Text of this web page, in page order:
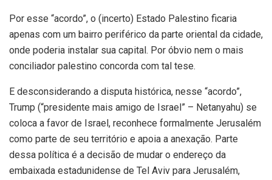
Por esse “acordo”, o (incerto) Estado Palestino ficaria
apenas com um bairro periférico da parte oriental da cidade,
onde poderia instalar sua capital. Por óbvio nem o mais
conciliador palestino concorda com tal tese.
E desconsiderando a disputa histórica, nesse “acordo”,
Trump (“presidente mais amigo de Israel” – Netanyahu) se
coloca a favor de Israel, reconhece formalmente Jerusalém
como parte de seu território e apoia a anexação. Parte
dessa política é a decisão de mudar o endereço da
embaixada estadunidense de Tel Aviv para Jerusalém,